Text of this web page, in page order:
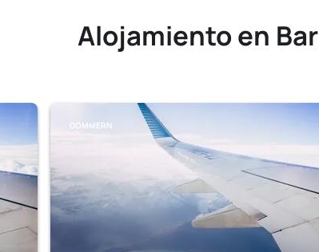
Alojamiento en
GOMMERN